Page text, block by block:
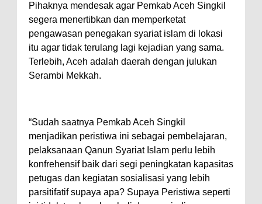
Pihaknya mendesak agar Pemkab Aceh Singkil
segera menertibkan dan memperketat
pengawasan penegakan syariat islam di lokasi
itu agar tidak terulang lagi kejadian yang sama.
Terlebih, Aceh adalah daerah dengan julukan
Serambi Mekkah.
“Sudah saatnya Pemkab Aceh Singkil
menjadikan peristiwa ini sebagai pembelajaran,
pelaksanaan Qanun Syariat Islam perlu lebih
konfrehensif baik dari segi peningkatan kapasitas
petugas dan kegiatan sosialisasi yang lebih
parsitifatif supaya apa? Supaya Peristiwa seperti